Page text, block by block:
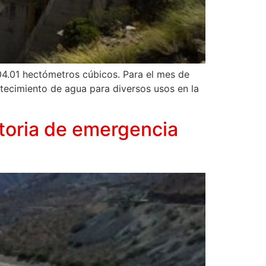
hectómetros cúbicos. Para el mes de
de agua para diversos usos en la
de emergencia